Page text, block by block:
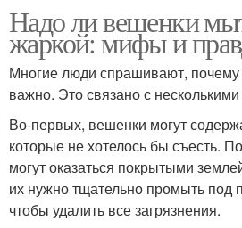
Надо ли вешенки
жаркой: мифы и
Многие люди спрашивают, почему
важно. Это связано с
Во-первых, вешенки могут
которые не хотелось бы съесть.
могут оказаться покрытыми
их нужно тщательно промыть под
чтобы удалить все загрязнения.